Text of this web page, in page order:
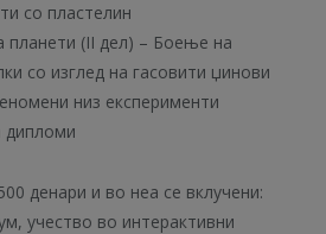
со пластелин
планети (II дел) – Боење на
со изглед на гасовити џинови
низ експерименти
денари и во неа се вклучени:
учество во интерактивни